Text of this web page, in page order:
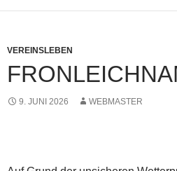
VEREINSLEBEN
9. JUNI 2026 WEBMASTER